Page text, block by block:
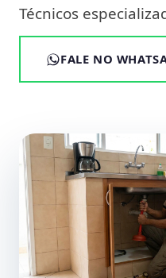
Técnicos
FALE NO